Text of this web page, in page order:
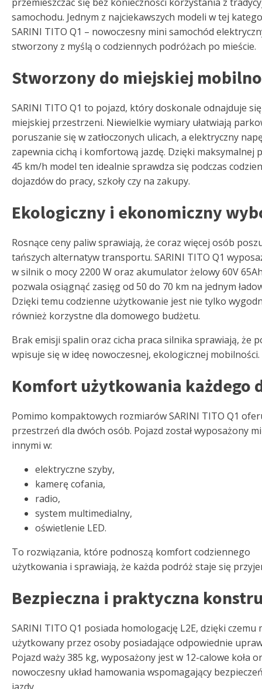
samochodu. Jednym z najciekawszych modeli w tej
SARINI TITO Q1 – nowoczesny mini samochód
stworzony z myślą o codziennych podróżach po mieście.
Stworzony do miejskiej
SARINI TITO Q1 to pojazd, który doskonale odnajduje
miejskiej przestrzeni. Niewielkie wymiary ułatwiają
poruszanie się w zatłoczonych ulicach, a elektryczny
zapewnia cichą i komfortową jazdę. Dzięki maksymalnej
45 km/h model ten idealnie sprawdza się podczas
dojazdów do pracy, szkoły czy na zakupy.
Ekologiczny i ekonomiczny
Rosnące ceny paliw sprawiają, że coraz więcej osób
tańszych alternatyw transportu. SARINI TITO Q1
w silnik o mocy 2200 W oraz akumulator żelowy 60V
pozwala osiągnąć zasięg od 50 do 70 km na jednym
Dzięki temu codzienne użytkowanie jest nie tylko
również korzystne dla domowego budżetu.
Brak emisji spalin oraz cicha praca silnika sprawiają, że
wpisuje się w ideę nowoczesnej, ekologicznej mobilności.
Komfort użytkowania każdego
Pomimo kompaktowych rozmiarów SARINI TITO Q1
przestrzeń dla dwóch osób. Pojazd został wyposażony
innymi w:
elektryczne szyby,
kamerę cofania,
radio,
system multimedialny,
oświetlenie LED.
To rozwiązania, które podnoszą komfort codziennego
użytkowania i sprawiają, że każda podróż staje się
Bezpieczna i praktyczna
SARINI TITO Q1 posiada homologację L2E, dzięki czemu
użytkowany przez osoby posiadające odpowiednie
Pojazd waży 385 kg, wyposażony jest w 12-calowe koła
nowoczesny układ hamowania wspomagający